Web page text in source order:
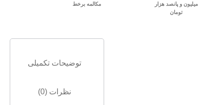
میلیون و پانصد هزار
تومان
مکالمه برخط
توضیحات تکمیلی
نظرات (0)